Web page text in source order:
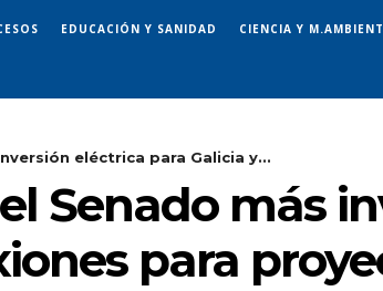
EDUCACIÓN Y SANIDAD CIENCIA Y
eléctrica para Galicia y...
Senado más
para